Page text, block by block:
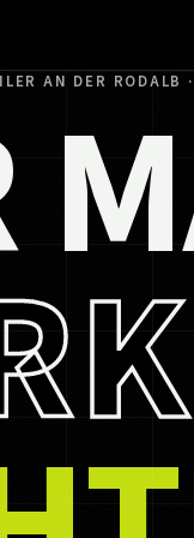
AN DER RODALB